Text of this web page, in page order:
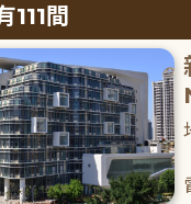
111間